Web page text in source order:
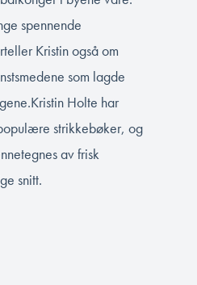
spennende
Kristin også om
som lagde
Kristin Holte har
strikkebøker, og
av frisk
snitt.